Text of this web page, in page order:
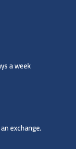
a week
exchange.